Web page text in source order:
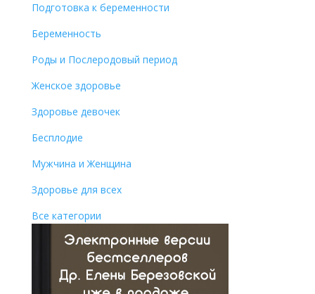
Подготовка к беременности
Беременность
Роды и Послеродовый период
Женское здоровье
Здоровье девочек
Бесплодие
Мужчина и Женщина
Здоровье для всех
Все категории